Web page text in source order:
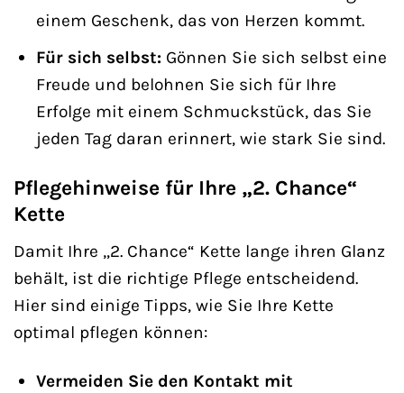
einem Geschenk, das von Herzen kommt.
Für sich selbst:Gönnen Sie sich selbst eine
Freude und belohnen Sie sich für Ihre
Erfolge mit einem Schmuckstück, das Sie
jeden Tag daran erinnert, wie stark Sie sind.
Pflegehinweise für Ihre „2. Chance“
Kette
Damit Ihre „2. Chance“ Kette lange ihren Glanz
behält, ist die richtige Pflege entscheidend.
Hier sind einige Tipps, wie Sie Ihre Kette
optimal pflegen können:
Vermeiden Sie den Kontakt mit